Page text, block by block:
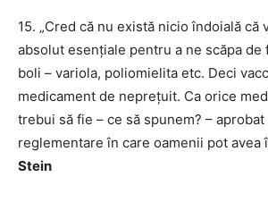
15. „Cred că nu există nicio îndoială că
absolut esențiale pentru a ne scăpa
boli – variola, poliomielita etc. Deci
medicament de neprețuit. Ca orice
trebui să fie – ce să spunem? –
reglementare în care oamenii pot avea
Stein